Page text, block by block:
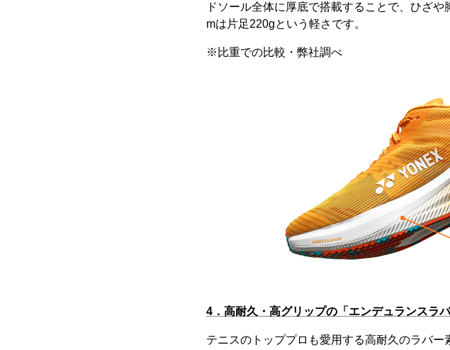
ドソール全体に厚底で搭載することで、ひざ
mは片足220gという軽さです。
※比重での比較・弊社調べ
4．高耐久・高グリップの「エンデュランスラ
テニスのトッププロも愛用する高耐久のラバ